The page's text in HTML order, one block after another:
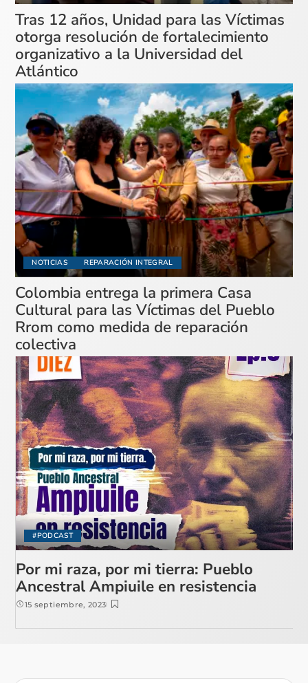
Tras 12 años, Unidad para las Víctimas
otorga resolución de fortalecimiento
organizativo a la Universidad del
Atlántico
NOTICIAS REPARACIÓN INTEGRAL
Colombia entrega la primera Casa
Cultural para las Víctimas del Pueblo
Rrom como medida de reparación
colectiva
#PODCAST
Por mi raza, por mi tierra: Pueblo
Ancestral Ampiuile en resistencia
15 septiembre, 2023